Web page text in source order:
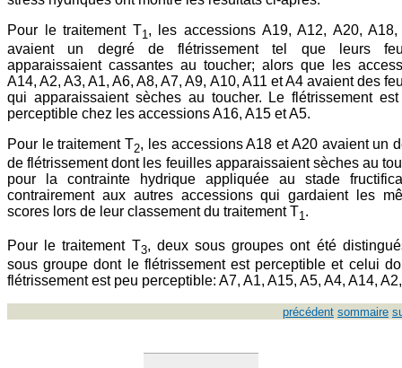
Pour le traitement T1, les accessions A19, A12, A20, A18,
avaient un degré de flétrissement tel que leurs
apparaissaient cassantes au toucher; alors que les
A14, A2, A3, A1, A6, A8, A7, A9, A10, A11 et A4 avaient des
qui apparaissaient sèches au toucher. Le flétrissement
perceptible chez les accessions A16, A15 et A5.
Pour le traitement T2, les accessions A18 et A20 avaient un
de flétrissement dont les feuilles apparaissaient sèches au
pour la contrainte hydrique appliquée au stade
contrairement aux autres accessions qui gardaient les
scores lors de leur classement du traitement T1.
Pour le traitement T3, deux sous groupes ont été
sous groupe dont le flétrissement est perceptible et celui
flétrissement est peu perceptible: A7, A1, A15, A5, A4, A14,
précédent sommaire